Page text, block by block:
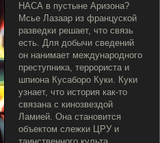
НАСА в пустыне Аризона?
Мсье Лазаар из француской
разведки решает, что связь
есть. Для добычи сведений
он нанимает международного
преступника, террориста и
шпиона Кусаборо Куки. Куки
узнает, что история как-то
связана с кинозвездой
Ламией. Она становится
объектом слежки ЦРУ и